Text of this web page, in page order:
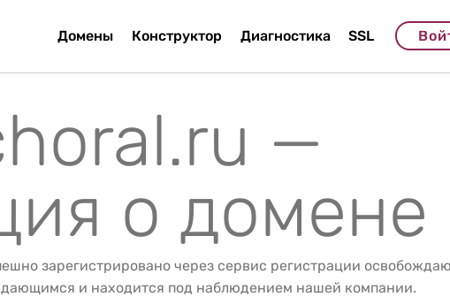
Домены Конструктор Диагностика SSL
—
о домене
зарегистрировано через сервис регистрации
и находится под наблюдением нашей компании.